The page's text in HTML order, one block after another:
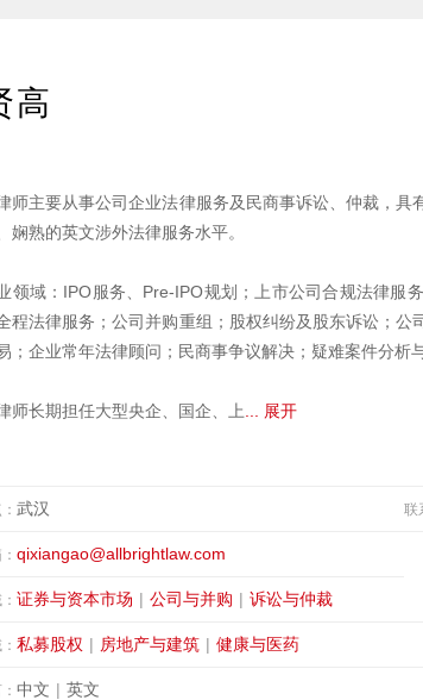
高
师主要从事公司企业法律服务及民商事诉讼、仲裁，
娴熟的英文涉外法律服务水平。
领域：IPO服务、Pre-IPO规划；上市公司合规法律服
程法律服务；公司并购重组；股权纠纷及股东诉讼；
；企业常年法律顾问；民商事争议解决；疑难案件分析
师长期担任大型央企、国企、上 ... 展开
武汉 联
qixiangao@allbrightlaw.com
证券与资本市场 | 公司与并购 | 诉讼与仲裁
私募股权 | 房地产与建筑 | 健康与医药
中文 | 英文